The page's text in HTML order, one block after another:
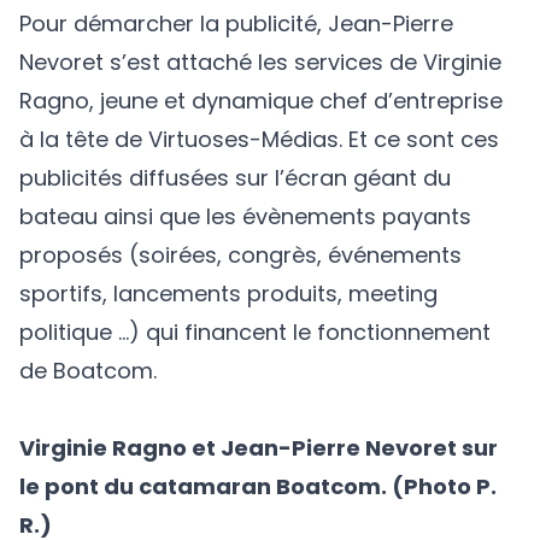
Pour démarcher la publicité, Jean-Pierre
Nevoret s’est attaché les services de Virginie
Ragno, jeune et dynamique chef d’entreprise
à la tête de Virtuoses-Médias. Et ce sont ces
publicités diffusées sur l’écran géant du
bateau ainsi que les évènements payants
proposés (soirées, congrès, événements
sportifs, lancements produits, meeting
politique …) qui financent le fonctionnement
de Boatcom.
Virginie Ragno et Jean-Pierre Nevoret sur
le pont du catamaran Boatcom. (Photo P.
R.)